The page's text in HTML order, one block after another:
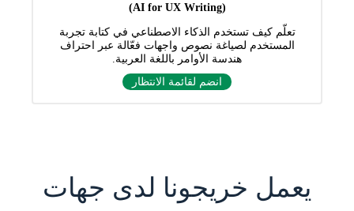
(AI for UX Writing)
تعلّم كيف تستخدم الذكاء الاصطناعي في كتابة تجربة
المستخدم لصياغة نصوص واجهات فعّالة عبر احتراف
هندسة الأوامر باللغة العربية.
انضم لقائمة الانتظار
يعمل خريجونا لدى جهات